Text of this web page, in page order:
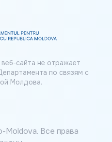
сайта не отражает
по связям с
Молдова.
Moldova. Все права